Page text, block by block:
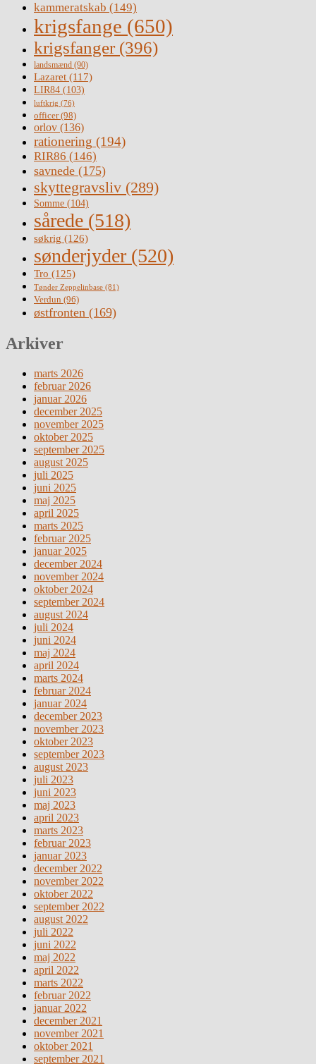
kammeratskab (149)
krigsfange (650)
krigsfanger (396)
landsmænd (90)
Lazaret (117)
LIR84 (103)
luftkrig (76)
officer(98)
orlov (136)
rationering (194)
RIR86 (146)
savnede (175)
skyttegravsliv (289)
Somme (104)
sårede (518)
søkrig (126)
sønderjyder (520)
Tro (125)
Tønder Zeppelinbase (81)
Verdun (96)
østfronten (169)
Arkiver
marts 2026
februar 2026
januar 2026
december 2025
november 2025
oktober 2025
september 2025
august 2025
juli 2025
juni 2025
maj 2025
april 2025
marts 2025
februar 2025
januar 2025
december 2024
november 2024
oktober 2024
september 2024
august 2024
juli 2024
juni 2024
maj 2024
april 2024
marts 2024
februar 2024
januar 2024
december 2023
november 2023
oktober 2023
september 2023
august 2023
juli 2023
juni 2023
maj 2023
april 2023
marts 2023
februar 2023
januar 2023
december 2022
november 2022
oktober 2022
september 2022
august 2022
juli 2022
juni 2022
maj 2022
april 2022
marts 2022
februar 2022
januar 2022
december 2021
november 2021
oktober 2021
september 2021